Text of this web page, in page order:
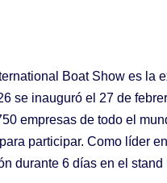
Boat Show es la
se inauguró el 27 de
empresas de todo el
participar. Como líder
durante 6 días en el stand